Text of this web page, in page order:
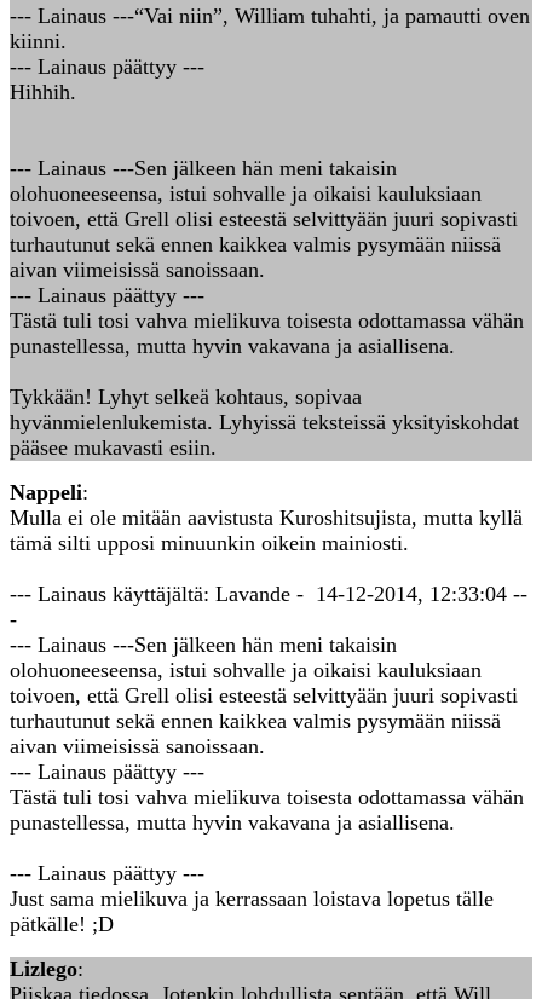
--- Lainaus ---“Vai niin”, William tuhahti, ja pamautti oven
kiinni.
--- Lainaus päättyy ---
Hihhih.
--- Lainaus ---Sen jälkeen hän meni takaisin
olohuoneeseensa, istui sohvalle ja oikaisi kauluksiaan
toivoen, että Grell olisi esteestä selvittyään juuri sopivasti
turhautunut sekä ennen kaikkea valmis pysymään niissä
aivan viimeisissä sanoissaan.
--- Lainaus päättyy ---
Tästä tuli tosi vahva mielikuva toisesta odottamassa vähän
punastellessa, mutta hyvin vakavana ja asiallisena.
Tykkään! Lyhyt selkeä kohtaus, sopivaa
hyvänmielenlukemista. Lyhyissä teksteissä yksityiskohdat
pääsee mukavasti esiin.
Nappeli:
Mulla ei ole mitään aavistusta Kuroshitsujista, mutta kyllä
tämä silti upposi minuunkin oikein mainiosti.
--- Lainaus käyttäjältä: Lavande - 14-12-2014, 12:33:04 --
-
--- Lainaus ---Sen jälkeen hän meni takaisin
olohuoneeseensa, istui sohvalle ja oikaisi kauluksiaan
toivoen, että Grell olisi esteestä selvittyään juuri sopivasti
turhautunut sekä ennen kaikkea valmis pysymään niissä
aivan viimeisissä sanoissaan.
--- Lainaus päättyy ---
Tästä tuli tosi vahva mielikuva toisesta odottamassa vähän
punastellessa, mutta hyvin vakavana ja asiallisena.
--- Lainaus päättyy ---
Just sama mielikuva ja kerrassaan loistava lopetus tälle
pätkälle! ;D
Lizlego:
Piiskaa tiedossa. Jotenkin lohdullista sentään, että Will